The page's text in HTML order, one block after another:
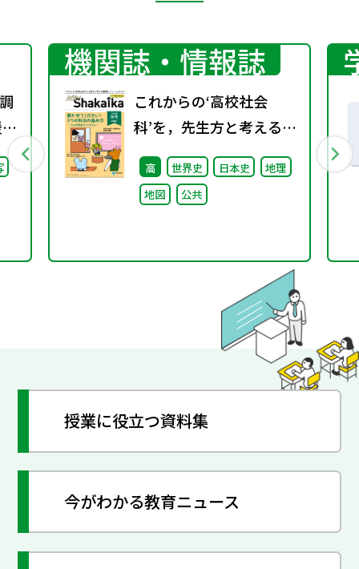
機関誌・情報誌
これからの‘高校社会
科’を，先生方と考える機
関誌。『NEW
ShakaIka』 2025年
秋号"
高 世界史 日本史
地理
地図
公共
授業に役立つ資料集
今がわかる教育ニュース